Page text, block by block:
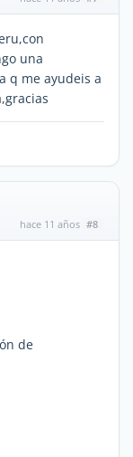
una
q me ayudeis a
hace 11 años #8
de